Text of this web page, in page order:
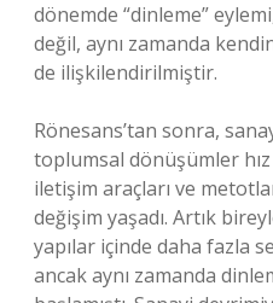
dönemde “dinleme”
değil, aynı zamanda
de ilişkilendirilmiştir.
Rönesans’tan sonra,
toplumsal dönüşümler
iletişim araçları ve
değişim yaşadı. Artık
yapılar içinde daha fazla
ancak aynı zamanda